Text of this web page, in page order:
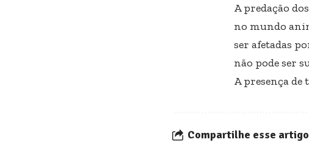
A predação
no mundo
ser afetadas
não pode ser
A presença de
Compartilhe esse artigo